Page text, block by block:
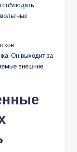
соблюдать
Он выходит за
внешние